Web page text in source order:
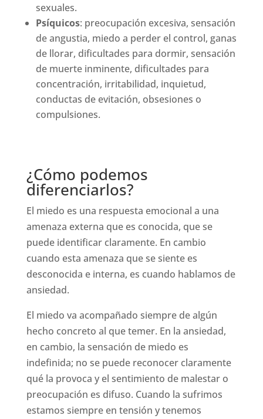
sexuales.
Psíquicos: preocupación excesiva, sensación
de angustia, miedo a perder el control, ganas
de llorar, dificultades para dormir, sensación
de muerte inminente, dificultades para
concentración, irritabilidad, inquietud,
conductas de evitación, obsesiones o
compulsiones.
¿Cómo podemos
diferenciarlos?
El miedo es una respuesta emocional a una
amenaza externa que es conocida, que se
puede identificar claramente. En cambio
cuando esta amenaza que se siente es
desconocida e interna, es cuando hablamos de
ansiedad.
El miedo va acompañado siempre de algún
hecho concreto al que temer. En la ansiedad,
en cambio, la sensación de miedo es
indefinida; no se puede reconocer claramente
qué la provoca y el sentimiento de malestar o
preocupación es difuso. Cuando la sufrimos
estamos siempre en tensión y tenemos